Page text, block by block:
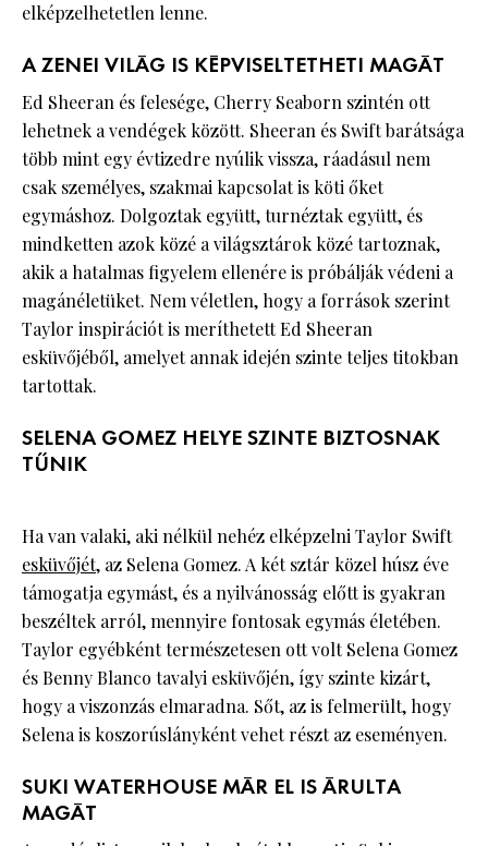
elképzelhetetlen lenne.
A ZENEI VILÁG IS KÉPVISELTETHETI MAGÁT
Ed Sheeran és felesége, Cherry Seaborn szintén ott
lehetnek a vendégek között. Sheeran és Swift barátsága
több mint egy évtizedre nyúlik vissza, ráadásul nem
csak személyes, szakmai kapcsolat is köti őket
egymáshoz. Dolgoztak együtt, turnéztak együtt, és
mindketten azok közé a világsztárok közé tartoznak,
akik a hatalmas figyelem ellenére is próbálják védeni a
magánéletüket. Nem véletlen, hogy a források szerint
Taylor inspirációt is meríthetett Ed Sheeran
esküvőjéből, amelyet annak idején szinte teljes titokban
tartottak.
SELENA GOMEZ HELYE SZINTE BIZTOSNAK
TŰNIK
Ha van valaki, aki nélkül nehéz elképzelni Taylor Swift
esküvőjét, az Selena Gomez. A két sztár közel húsz éve
támogatja egymást, és a nyilvánosság előtt is gyakran
beszéltek arról, mennyire fontosak egymás életében.
Taylor egyébként természetesen ott volt Selena Gomez
és Benny Blanco tavalyi esküvőjén, így szinte kizárt,
hogy a viszonzás elmaradna. Sőt, az is felmerült, hogy
Selena is koszorúslányként vehet részt az eseményen.
SUKI WATERHOUSE MÁR EL IS ÁRULTA
MAGÁT